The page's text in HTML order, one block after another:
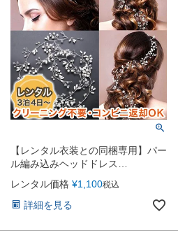
【レンタル衣装との同梱専用】パー
ル編み込みヘッドドレス
レンタル価格 ¥1,100税込
詳細を見る